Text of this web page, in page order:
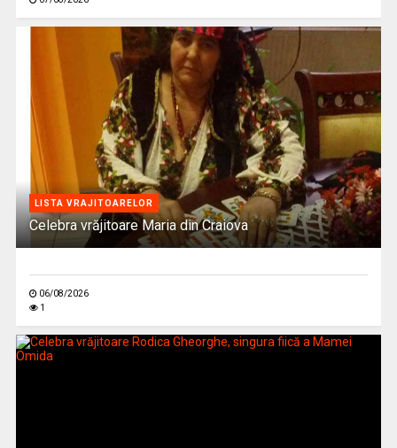
LISTA VRAJITOARELOR
Celebra vrăjitoare Maria din Craiova
06/08/2026
1